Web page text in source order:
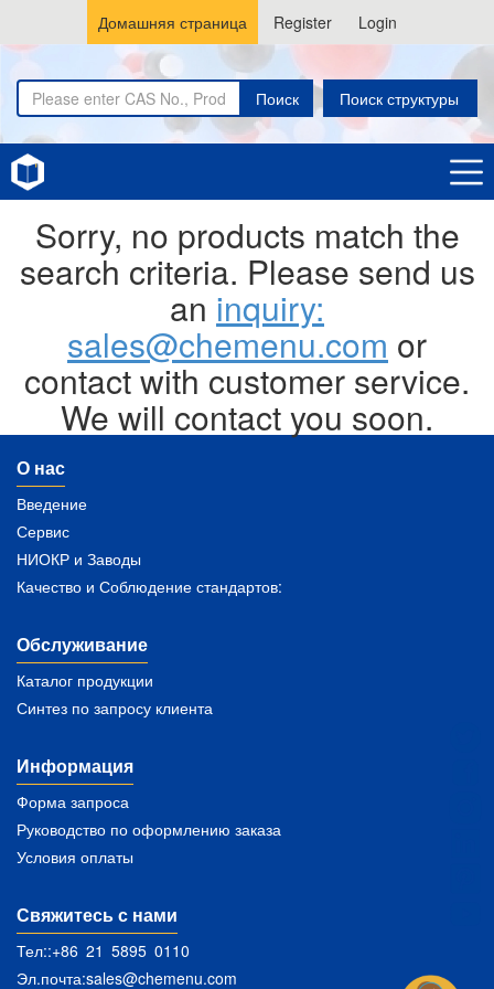
Домашняя страница Register Login
Поиск Поиск структуры
Home
Sorry, no products match the
search criteria. Please send us
an inquiry:
sales@chemenu.com or
contact with customer service.
We will contact you soon.
О нас
Введение
Сервис
НИОКР и Заводы
Качество и Соблюдение стандартов:
Обслуживание
Каталог продукции
Синтез по запросу клиента
Информация
Форма запроса
Руководство по оформлению заказа
Условия оплаты
Свяжитесь с нами
Тел::+86 21 5895 0110
Эл.почта:sales@chemenu.com